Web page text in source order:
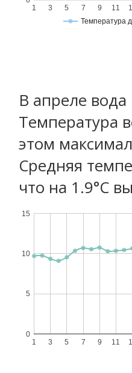
Температура
1 3 5 7 9 11
В апреле
Температура
этом
Средняя
что на 1.9°C
1 3 5 7 9 11
0
5
10
15